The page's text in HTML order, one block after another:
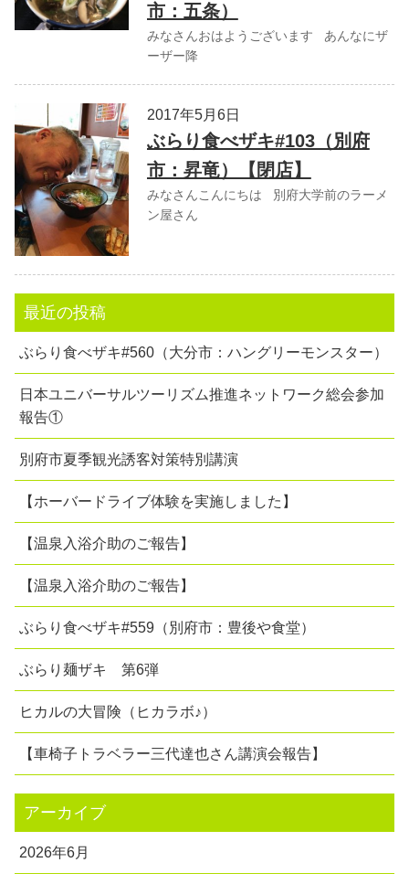
市：五条）
みなさんおはようございます あんなにザ
ーザー降
2017年5月6日
ぶらり食べザキ#103（別府
市：昇竜）【閉店】
みなさんこんにちは 別府大学前のラーメ
ン屋さん
最近の投稿
ぶらり食べザキ#560（大分市：ハングリーモンスター）
日本ユニバーサルツーリズム推進ネットワーク総会参加
報告①
別府市夏季観光誘客対策特別講演
【ホーバードライブ体験を実施しました】
【温泉入浴介助のご報告】
【温泉入浴介助のご報告】
ぶらり食べザキ#559（別府市：豊後や食堂）
ぶらり麺ザキ 第6弾
ヒカルの大冒険（ヒカラボ♪）
【車椅子トラベラー三代達也さん講演会報告】
アーカイブ
2026年6月